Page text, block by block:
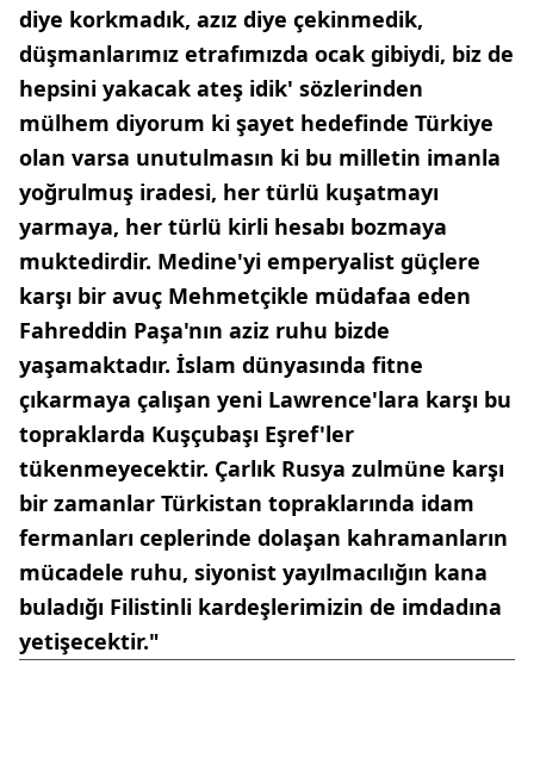
diye korkmadık, azız diye çekinmedik,
düşmanlarımız etrafımızda ocak gibiydi, biz de
hepsini yakacak ateş idik' sözlerinden
mülhem diyorum ki şayet hedefinde Türkiye
olan varsa unutulmasın ki bu milletin imanla
yoğrulmuş iradesi, her türlü kuşatmayı
yarmaya, her türlü kirli hesabı bozmaya
muktedirdir. Medine'yi emperyalist güçlere
karşı bir avuç Mehmetçikle müdafaa eden
Fahreddin Paşa'nın aziz ruhu bizde
yaşamaktadır. İslam dünyasında fitne
çıkarmaya çalışan yeni Lawrence'lara karşı bu
topraklarda Kuşçubaşı Eşref'ler
tükenmeyecektir. Çarlık Rusya zulmüne karşı
bir zamanlar Türkistan topraklarında idam
fermanları ceplerinde dolaşan kahramanların
mücadele ruhu, siyonist yayılmacılığın kana
buladığı Filistinli kardeşlerimizin de imdadına
yetişecektir."